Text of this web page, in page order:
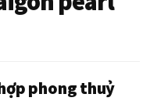
phong thuỷ